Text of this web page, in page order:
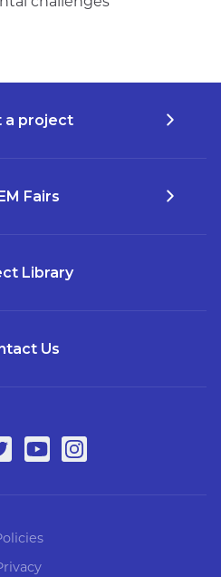
a project
Fairs
Library
Us